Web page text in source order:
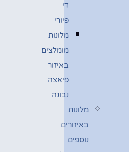
די
פיורי
מלונות
מומלצים
באיזור
פיאצה
נבונה
מלונות
באיזורים
נוספים